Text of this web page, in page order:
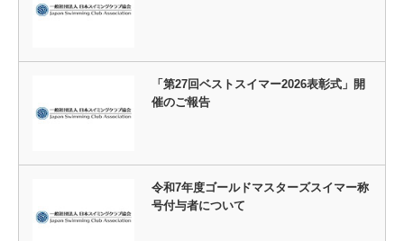
「第27回ベストスイマー2026表彰式」開
催のご報告
令和7年度ゴールドマスターズスイマー称
号付与者について